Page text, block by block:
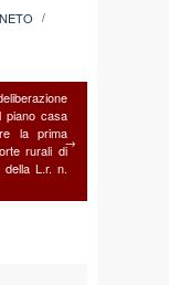
/
piano casa
la prima
rurali di
della L.r. n.
→